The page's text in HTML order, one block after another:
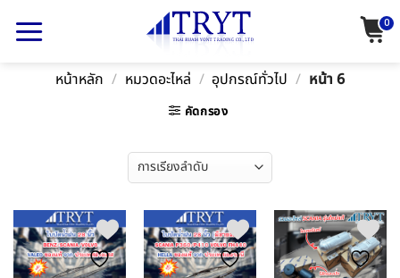
0
หน้าหลัก / หมวดอะไหล่ / อุปกรณ์ทั่วไป / หน้า 6
คัดกรอง